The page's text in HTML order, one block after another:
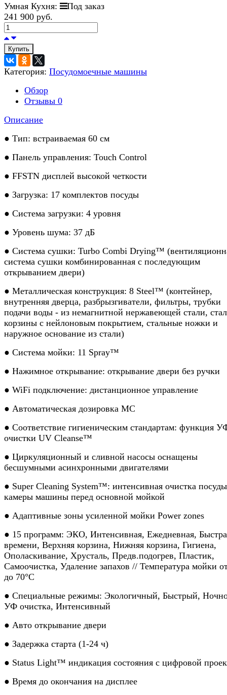
Умная Кухня:
Под заказ
241 900 руб.
Купить
Категория: Посудомоечные машины
Обзор
Отзывы 0
Описание
● Тип: встраиваемая 60 см
● Панель управления: Touch Control
● FFSTN дисплей высокой четкости
● Загрузка: 17 комплектов посуды
● Система загрузки: 4 уровня
● Уровень шума: 37 дБ
● Система сушки: Turbo Combi Drying™
система сушки комбинированная с последующим
открыванием двери)
● Металлическая конструкция: 8 Steel™ (контейнер,
внутренняя дверца, разбрызгиватели, фильтры, трубки
подачи воды - из немагнитной нержавеющей стали,
корзины с нейлоновым покрытием, стальные ножки и
наружное основание из стали)
● Система мойки: 11 Spray™
● Нажимное открывание: открывание двери без ручки
● WiFi подключение: дистанционное управление
● Автоматическая дозировка МС
● Соответствие гигиеническим стандартам: функция
очистки UV Cleanse™
● Циркуляционный и сливной насосы оснащены
бесшумными асинхронными двигателями
● Super Cleaning System™: интенсивная очистка
камеры машины перед основной мойкой
● Адаптивные зоны усиленной мойки Power zones
● 15 программ: ЭКО, Интенсивная, Ежедневная,
времени, Верхняя корзина, Нижняя корзина, Гигиена,
Ополаскивание, Хрусталь, Предв.подогрев, Пластик,
Самоочистка, Удаление запахов // Температура мойки
до 70°C
● Специальные режимы: Экологичный, Быстрый,
УФ очистка, Интенсивный
● Авто открывание двери
● Задержка старта (1-24 ч)
● Status Light™ индикация состояния с цифровой
● Время до окончания на дисплее